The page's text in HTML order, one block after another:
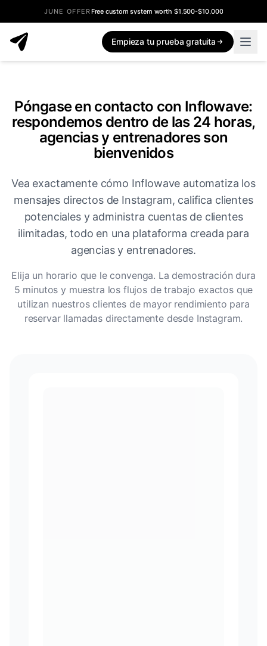
JUNE OFFERFree custom system worth $1,500-$10,000
Empieza tu prueba gratuita
Póngase en contacto con Inflowave:
respondemos dentro de las 24 horas,
agencias y entrenadores son
bienvenidos
Vea exactamente cómo Inflowave automatiza los
mensajes directos de Instagram, califica clientes
potenciales y administra cuentas de clientes
ilimitadas, todo en una plataforma creada para
agencias y entrenadores.
Elija un horario que le convenga. La demostración dura
5 minutos y muestra los flujos de trabajo exactos que
utilizan nuestros clientes de mayor rendimiento para
reservar llamadas directamente desde Instagram.